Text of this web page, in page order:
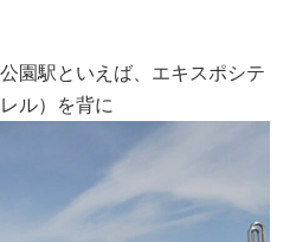
園駅といえば、エキスポシテ
ル）を背に